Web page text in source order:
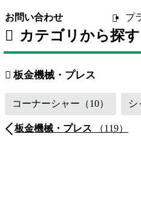
お問い合わせ プ
カテゴリから探す
板金機械・プレス
溶接機・周辺機器
板金機械・プレス
コーナーシャー （10） シ
板金機械・プレス （119）